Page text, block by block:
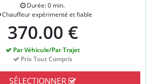
Durée: 0 min.
Chauffeur expérimenté et fiable
370.00 €
Par Véhicule/Par Trajet
Prix Tout Compris
SÉLECTIONNER